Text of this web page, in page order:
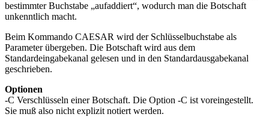
bestimmter Buchstabe „aufaddiert“, wodurch man die Botschaft
unkenntlich macht.
Beim Kommando CAESAR wird der Schlüsselbuchstabe als
Parameter übergeben. Die Botschaft wird aus dem
Standardeingabekanal gelesen und in den Standardausgabekanal
geschrieben.
Optionen
-C Verschlüsseln einer Botschaft. Die Option -C ist voreingestellt.
Sie muß also nicht explizit notiert werden.